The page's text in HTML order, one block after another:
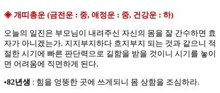
◈ 개띠총운 (금전운 : 중, 애정운 : 중, 건강운 : 하)
오늘의 일진은 부모님이 내려주신 자신의 몸을 잘 간수하면 효
자가 아니겠는가. 지지부지하다 흐지부지 되는 것과 같으니 적
절한 시기에 빠른 판단력으로 길함을 받을 것이니 시기를 놓이
면 어려움에 직면하게 된다.
•82년생 : 힘을 엉뚱한 곳에 쓰게되니 몸 상함을 조심하라.